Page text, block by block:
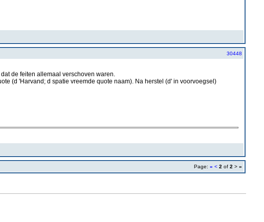
30448
de feiten allemaal verschoven waren.
(d 'Harvand; d spatie vreemde quote naam). Na herstel (d' in voorvoegsel)
Page:« < 2 of2 >»